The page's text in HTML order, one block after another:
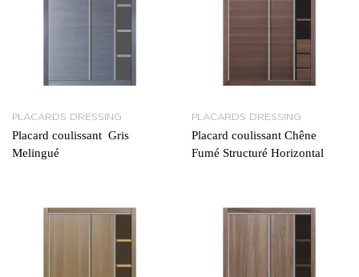
PLACARDS DRESSING
Placard coulissant Gris
Melingué
PLACARDS DRESSING
Placard coulissant Chêne
Fumé Structuré Horizontal